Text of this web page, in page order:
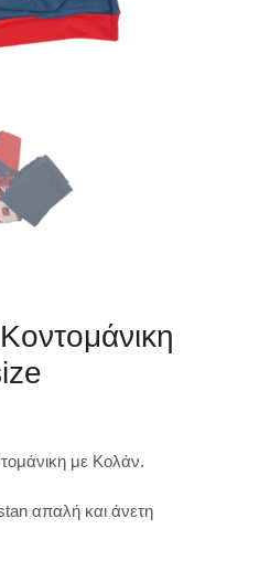
με Κολάν.
απαλή και άνετη